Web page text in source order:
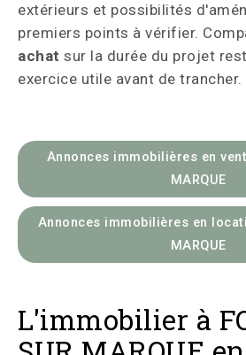
extérieurs et possibilités
premiers points à vérifier.
achat sur la durée du projet
exercice utile avant de trancher.
Annonces immobilières en
MARQUE
Annonces immobilières en
MARQUE
L'immobilier à